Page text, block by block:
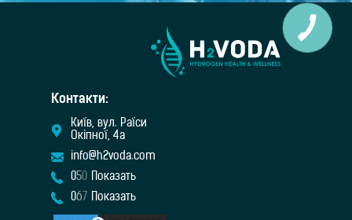
Контакти:
Київ, вул. Раїси
Окіпної, 4а
info@h2voda.com
050 Показать
067 Показать